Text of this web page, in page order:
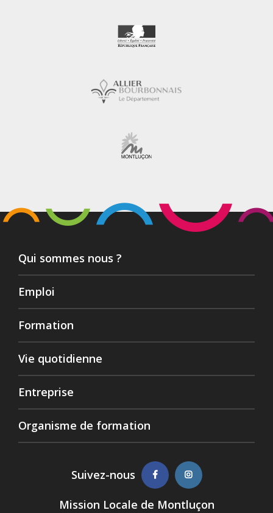
Qui sommes nous ?
Emploi
Formation
Vie quotidienne
Entreprise
Organisme de formation
Suivez-nous
Mission Locale de Montluçon